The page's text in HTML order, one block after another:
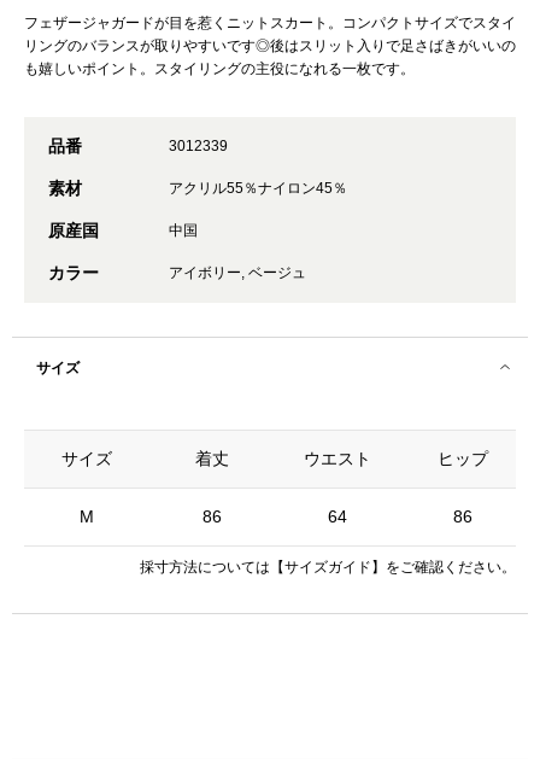
フェザージャガードが目を惹くニットスカート。コンパクトサイズでスタイ
リングのバランスが取りやすいです◎後はスリット入りで足さばきがいいの
も嬉しいポイント。スタイリングの主役になれる一枚です。
品番 3012339
素材 アクリル55％ナイロン45％
原産国 中国
カラー アイボリー, ベージュ
サイズ
サイズ
M
着丈 ウエスト ヒップ
86 64 86
採寸方法については 【サイズガイド】 をご確認ください。